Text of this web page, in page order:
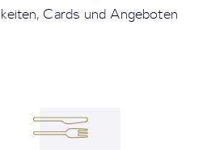
Cards und Angeboten